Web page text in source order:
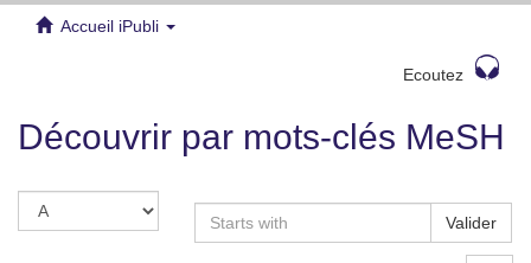
navigation
Accueil iPubli
Ecoutez
Découvrir par mots-clés MeSH
Valider